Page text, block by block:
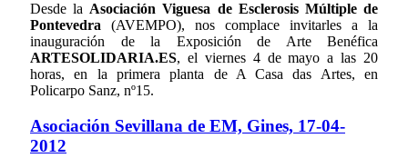
Desde laAsociación Viguesa de Esclerosis Múltiple de
Pontevedra (AVEMPO), nos complace invitarles a la
inauguración de la Exposición de Arte Benéfica
ARTESOLIDARIA.ES, el viernes 4 de mayo a las 20
horas, en la primera planta de A Casa das Artes, en
Policarpo Sanz, nº15.
Asociación Sevillana de EM, Gines, 17-04-
2012